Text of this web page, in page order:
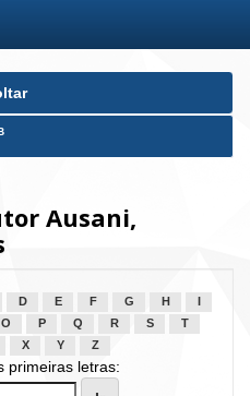
Ausani,
D E F G H
O P Q R S
T
X Y Z
primeiras letras: